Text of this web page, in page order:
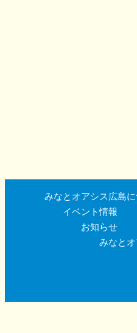
みなとオアシス広島に
イベント情報
お知らせ
みなと